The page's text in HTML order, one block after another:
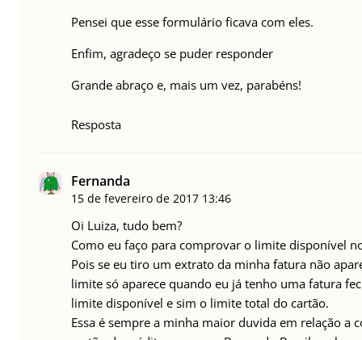
Pensei que esse formulário ficava com eles.
Enfim, agradeço se puder responder
Grande abraço e, mais um vez, parabéns!
Resposta
Fernanda
15 de fevereiro de 2017 13:46
Oi Luiza, tudo bem?
Como eu faço para comprovar o limite disponível
Pois se eu tiro um extrato da minha fatura não
limite só aparece quando eu já tenho uma fatura
limite disponível e sim o limite total do cartão.
Essa é sempre a minha maior duvida em relação a